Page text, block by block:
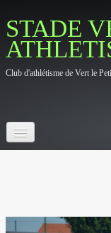
STADE
Club d'athlétisme de Vert le